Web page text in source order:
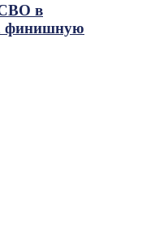
СВО в
финишную